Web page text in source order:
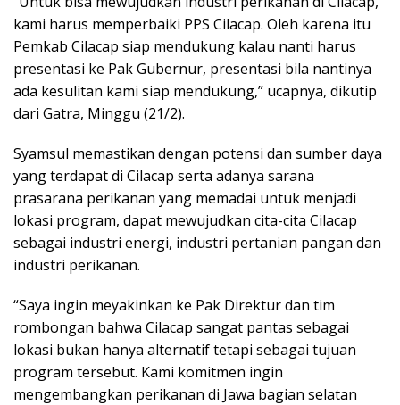
kami harus memperbaiki PPS Cilacap. Oleh karena itu
Pemkab Cilacap siap mendukung kalau nanti harus
presentasi ke Pak Gubernur, presentasi bila nantinya
ada kesulitan kami siap mendukung,” ucapnya, dikutip
dari Gatra, Minggu (21/2).
Syamsul memastikan dengan potensi dan sumber daya
yang terdapat di Cilacap serta adanya sarana
prasarana perikanan yang memadai untuk menjadi
lokasi program, dapat mewujudkan cita-cita Cilacap
sebagai industri energi, industri pertanian pangan dan
industri perikanan.
“Saya ingin meyakinkan ke Pak Direktur dan tim
rombongan bahwa Cilacap sangat pantas sebagai
lokasi bukan hanya alternatif tetapi sebagai tujuan
program tersebut. Kami komitmen ingin
mengembangkan perikanan di Jawa bagian selatan